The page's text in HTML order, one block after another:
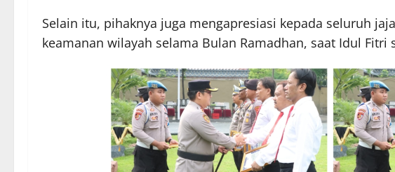
Selain itu, pihaknya juga mengapresiasi kepada seluruh
keamanan wilayah selama Bulan Ramadhan, saat Idul Fitri